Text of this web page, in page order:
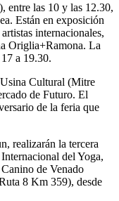
entre las 10 y las 12.30,
Están en exposición
internacionales,
Origlia+Ramona. La
a 19.30.
Usina Cultural (Mitre
de Futuro. El
de la feria que
realizarán la tercera
del Yoga,
de Venado
8 Km 359), desde